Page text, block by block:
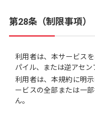
第28条（制限事項）
利用者は、本サービス
パイル、または逆アセン
利用者は、本規約に明
ービスの全部または一
ん。